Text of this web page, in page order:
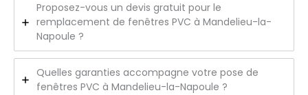
Proposez-vous un devis gratuit pour le
remplacement de fenêtres PVC à Mandelieu-la-
Napoule ?
Quelles garanties accompagne votre pose de
fenêtres PVC à Mandelieu-la-Napoule ?